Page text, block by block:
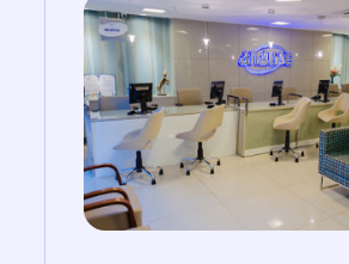
Atendimento escalável via